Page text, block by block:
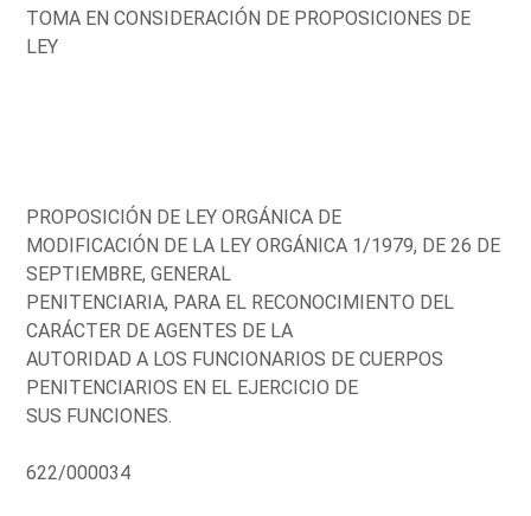
TOMA EN CONSIDERACIÓN DE PROPOSICIONES DE
LEY
PROPOSICIÓN DE LEY ORGÁNICA DE
MODIFICACIÓN DE LA LEY ORGÁNICA 1/1979, DE 26 DE
SEPTIEMBRE, GENERAL
PENITENCIARIA, PARA EL RECONOCIMIENTO DEL
CARÁCTER DE AGENTES DE LA
AUTORIDAD A LOS FUNCIONARIOS DE CUERPOS
PENITENCIARIOS EN EL EJERCICIO DE
SUS FUNCIONES.
622/000034